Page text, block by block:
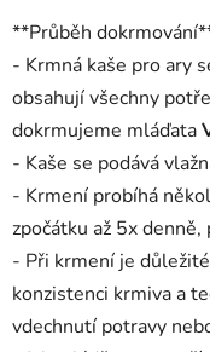
**Průběh
- Krmná kaše pro ary
obsahují všechny
dokrmujeme mláďata
- Kaše se podává
- Krmení probíhá
zpočátku až 5x
- Při krmení je
konzistenci krmiva a
vdechnutí potravy